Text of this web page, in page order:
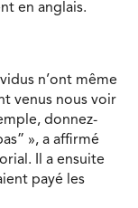
en anglais.
n’ont même
venus nous voir
donnez-
», a affirmé
Il a ensuite
payé les